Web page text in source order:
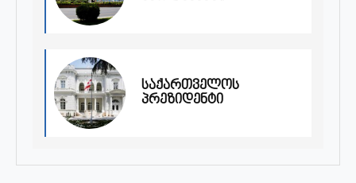
საქართველოს
პრეზიდენტი